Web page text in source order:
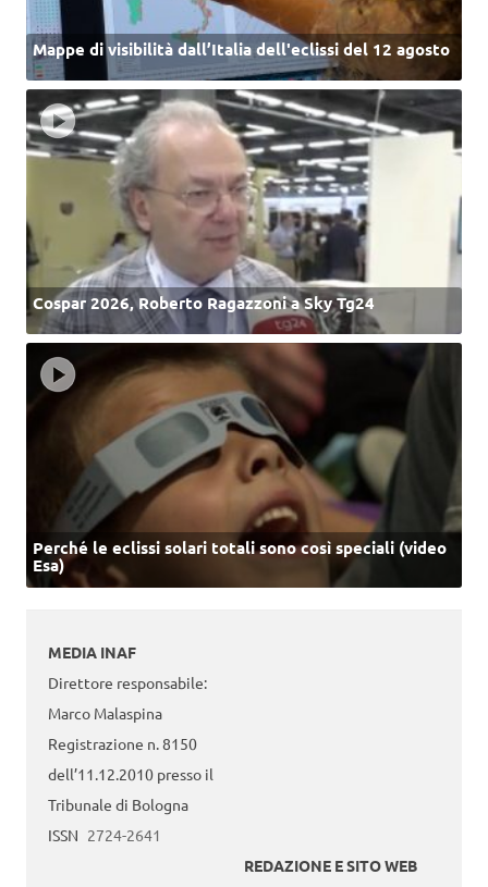
Mappe di visibilità dall’Italia dell'eclissi del 12 agosto
Cospar 2026, Roberto Ragazzoni a Sky Tg24
Perché le eclissi solari totali sono così speciali (video
Esa)
MEDIA INAF
Direttore responsabile:
Marco Malaspina
Registrazione n. 8150
dell’11.12.2010 presso il
Tribunale di Bologna
ISSN 2724-2641
REDAZIONE E SITO WEB